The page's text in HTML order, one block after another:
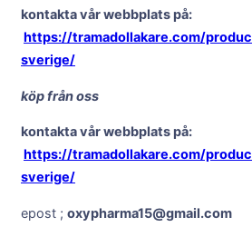
kontakta vår webbplats på:
https://tramadollakare.com/
sverige/
köp från oss
kontakta vår webbplats på:
https://tramadollakare.com/
sverige/
epost ; oxypharma15@gmail.com